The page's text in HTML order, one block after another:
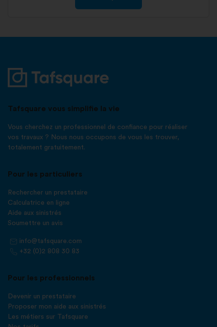
Tafsquare vous simplifie la vie
Vous cherchez un professionnel de confiance pour réaliser
vos travaux ? Nous nous occupons de vous les trouver,
totalement gratuitement.
Pour les particuliers
Rechercher un prestataire
Calculatrice en ligne
Aide aux sinistrés
Soumettre un avis
info@tafsquare.com
+32 (0)2 808 30 83
Pour les professionnels
Devenir un prestataire
Proposer mon aide aux sinistrés
Les métiers sur Tafsquare